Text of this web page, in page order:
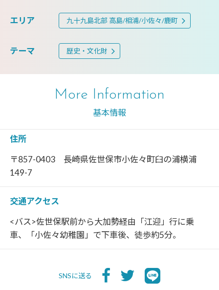
エリア 九十九島北部 高島/相浦/小佐々/鹿町
テーマ 歴史・文化財
More Information
基本情報
住所
〒857-0403 長崎県佐世保市小佐々町臼の浦横浦
149-7
交通アクセス
<バス>佐世保駅前から大加勢経由「江迎」行に乗
車、「小佐々幼稚園」で下車後、徒歩約5分。
SNSに送る